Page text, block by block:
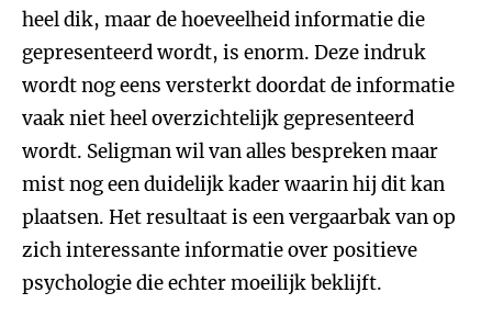
heel dik, maar de hoeveelheid informatie die
gepresenteerd wordt, is enorm. Deze indruk
wordt nog eens versterkt doordat de informatie
vaak niet heel overzichtelijk gepresenteerd
wordt. Seligman wil van alles bespreken maar
mist nog een duidelijk kader waarin hij dit kan
plaatsen. Het resultaat is een vergaarbak van op
zich interessante informatie over positieve
psychologie die echter moeilijk beklijft.